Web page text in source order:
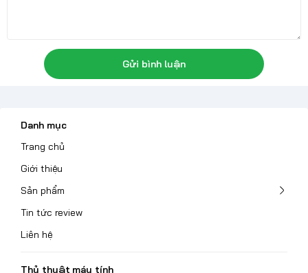
Gửi bình luận
Danh mục
Trang chủ
Giới thiệu
Sản phẩm
Tin tức review
Liên hệ
Thủ thuật máy tính